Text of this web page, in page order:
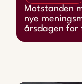
Motstanden
nye
årsdagen for